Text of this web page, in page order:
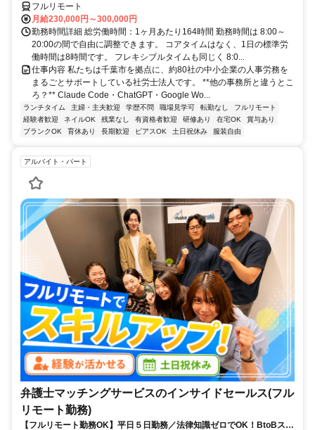
フルリモート
月給230,000円～300,000円
勤務時間詳細 総労働時間：1ヶ月あたり164時間 勤務時間は 8:00～
20:00の間で自由に調整できます。 コアタイムはなく、1日の標準労
働時間は8時間です。 フレキシブルタイムも同じく 8:0...
仕事内容 私たちは千葉市を拠点に、約80社の中小企業の人事労務を
まるごとサポートしている社労士法人です。 **他の事務所と違うとこ
ろ？** Claude Code・ChatGPT・Google Wo...
ランチタイム 主婦・主夫歓迎 学歴不問 職場見学可 転勤なし
フルリモート
経験者歓迎
ネイルOK 残業なし 有資格者歓迎 研修あり 在宅OK
賞与あり
ブランクOK
育休あり 長期歓迎 ピアスOK 土日祝休み 服装自由
アルバイト・パート
弁護士マッチングサービスのインサイドセールス(フル
リモート勤務)
【フルリモート勤務OK】平日５日勤務／法律知識ゼロでOK！BtoBスキ